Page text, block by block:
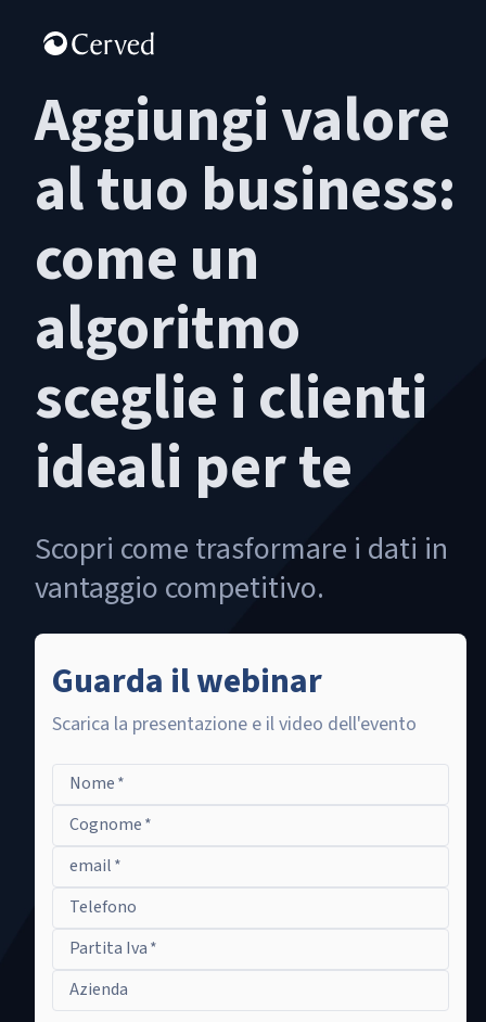
Aggiungi valore
al tuo business:
come un
algoritmo
sceglie i clienti
ideali per te
Scopri come trasformare i dati in
vantaggio competitivo.
Guarda il webinar
Scarica la presentazione e il video dell'evento
Nome*
Cognome*
email*
Telefono
Partita Iva*
Azienda